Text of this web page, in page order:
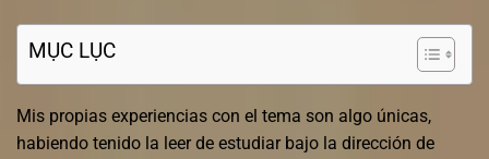
MỤC LỤC
Mis propias experiencias con el tema son algo únicas,
habiendo tenido la leer de estudiar bajo la dirección de